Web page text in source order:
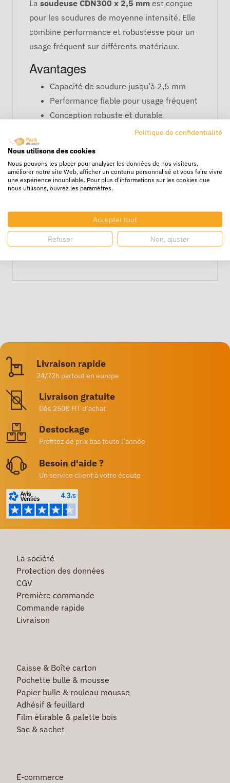
La soudeuse CDN300 x 2,5 mm est conçue
pour les soudures de moyenne intensité. Elle
combine performance et robustesse pour un
usage fréquent sur différents matériaux.
Avantages
Capacité de soudure jusqu’à 2,5 mm
Performance fiable pour usage fréquent
Conception robuste et durable
FAQ – Soudeuse CDN300 x
2,5 mm
Quelle est sa capacité de soudure ?
Elle peut souder des matériaux jusqu’à 2,5
Peut-elle être utilisée quotidiennement ?
Oui, sa robustesse la rend adaptée à un usage
fréquent en atelier ou chantier.
Livraison rapide
24/72h partout en europe
Livraison gratuite
Dès 250€ HT d’achat
Destockage
Profitez de prix bas toute l’année
Besoin d'aide ?
Un service client à votre écoute
La société
Protection des données
CGV
Première commande
Commande rapide
Livraison
Caisse & Boîte carton
Pochette bulle & mousse
Papier bulle & rouleau mousse
Adhésif & feuillard
Film étirable & palette bois
Sac & sachet
E-commerce
Politique de confidentialité
Nous utilisons des cookies
Nous pouvons les placer pour analyser les données de nos visiteurs,
améliorer notre site Web, afficher un contenu personnalisé et vous faire vivre
une expérience inoubliable. Pour plus d'informations sur les cookies que
nous utilisons, ouvrez les paramètres.
Accepter tout
Refuser Non, ajuster